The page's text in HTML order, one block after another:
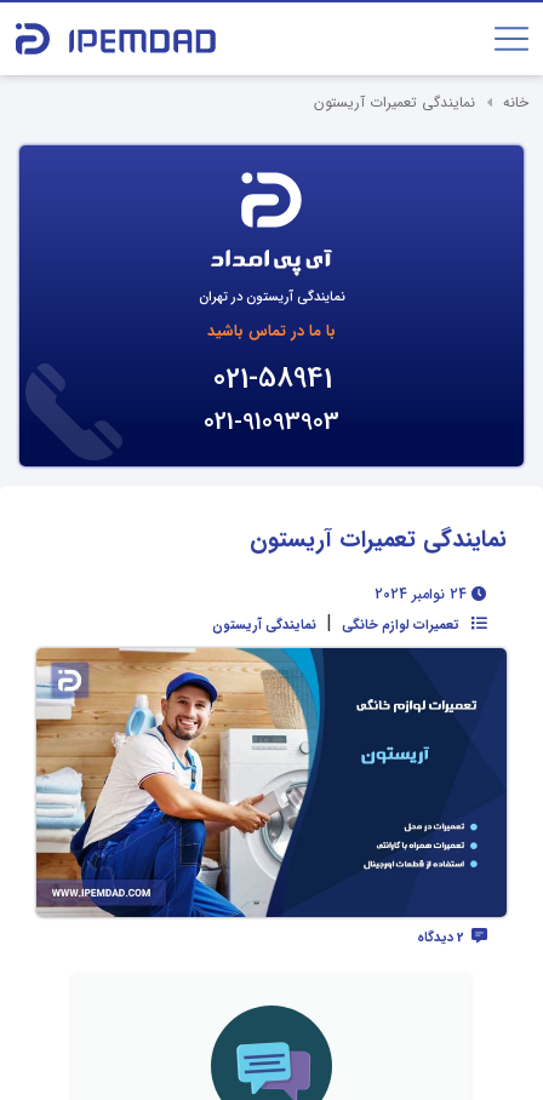
خانه نمایندگی تعمیرات آریستون
نمایندگی آریستون در تهران
با ما در تماس باشید
021-58941
021-91093903
نمایندگی تعمیرات آریستون
تعمیرات لوازم خانگی | نمایندگی آریستون